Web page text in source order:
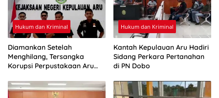
Hukum dan Kriminal
Diamankan Setelah
Menghilang, Tersangka
Korupsi Perpustakaan Aru
Hukum dan Kriminal
Kantah Kepulauan Aru Hadiri
Sidang Perkara Pertanahan
di PN Dobo